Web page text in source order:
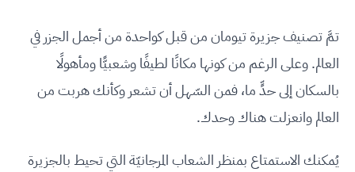
تمَّ تصنيف جزيرة تيومان من قبل كواحدة من أجمل الجزر في
العالم. وعلى الرغم من كونها مكانًا لطيفًا وشعبيًّا ومأهولًا
بالسكان إلى حدٍّ ما، فمن السّهل أن تشعر وكأنك هربت من
العالم وانعزلت هناك وحدك.
يُمكنك الاستمتاع بمنظر الشعاب المرجانيّة التي تحيط بالجزيرة